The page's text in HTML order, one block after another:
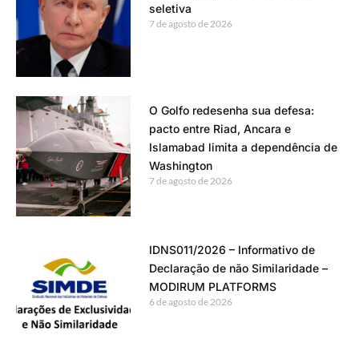
seletiva
7 de agosto de 2026
O Golfo redesenha sua defesa:
pacto entre Riad, Ancara e
Islamabad limita a dependência de
Washington
7 de agosto de 2026
IDNS011/2026 – Informativo de
Declaração de não Similaridade –
MODIRUM PLATFORMS
6 de agosto de 2026